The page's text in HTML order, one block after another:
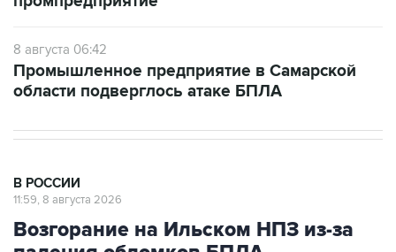
8 августа 06:42
области подверглось атаке БПЛА
Возгорание на Ильском НПЗ из-за
падения обломков БПЛА
ликвидировано